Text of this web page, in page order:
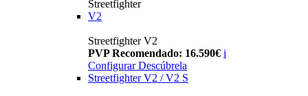
Streetfighter
V2
Streetfighter V2
PVP Recomendado: 16.590€ i
Configurar Descúbrela
Streetfighter V2 / V2 S